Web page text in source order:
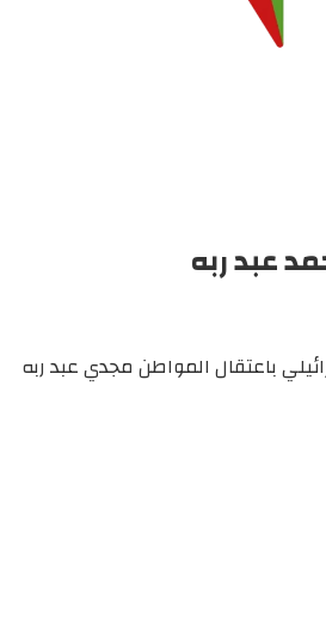
عبد ربه
باعتقال المواطن مجدي عبد ربه